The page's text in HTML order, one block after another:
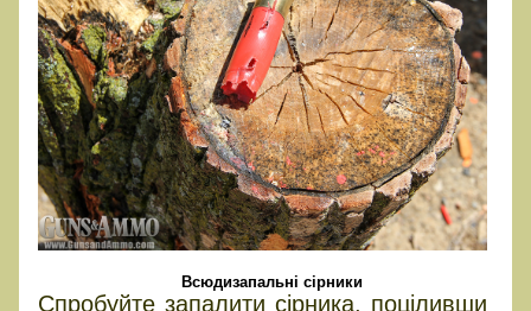
Всюдизапальні сірники
Спробуйте запалити сірника, поціливши